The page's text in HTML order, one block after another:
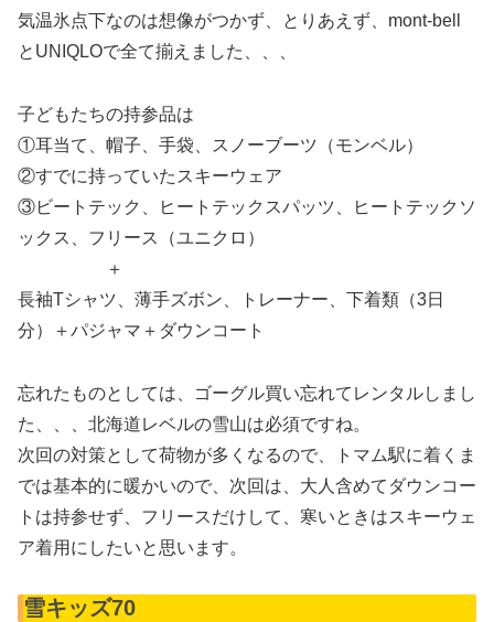
気温氷点下なのは想像がつかず、とりあえず、mont-bell
とUNIQLOで全て揃えました、、、
子どもたちの持参品は
①耳当て、帽子、手袋、スノーブーツ（モンベル）
②すでに持っていたスキーウェア
③ビートテック、ヒートテックスパッツ、ヒートテックソ
ックス、フリース（ユニクロ）
＋
長袖Tシャツ、薄手ズボン、トレーナー、下着類（3日
分）＋パジャマ＋ダウンコート
忘れたものとしては、ゴーグル買い忘れてレンタルしまし
た、、、北海道レベルの雪山は必須ですね。
次回の対策として荷物が多くなるので、トマム駅に着くま
では基本的に暖かいので、次回は、大人含めてダウンコー
トは持参せず、フリースだけして、寒いときはスキーウェ
ア着用にしたいと思います。
雪キッズ70